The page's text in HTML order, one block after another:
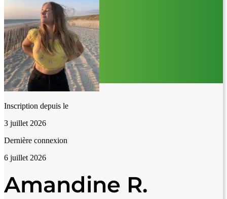
Inscription depuis le
3 juillet 2026
Dernière connexion
6 juillet 2026
Amandine R.